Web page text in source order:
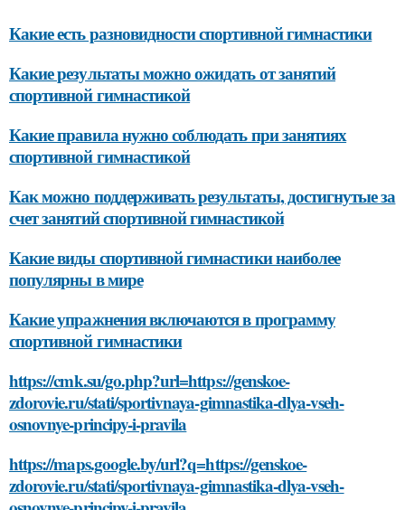
Какие есть разновидности спортивной гимнастики
Какие результаты можно ожидать от занятий
спортивной гимнастикой
Какие правила нужно соблюдать при занятиях
спортивной гимнастикой
Как можно поддерживать результаты, достигнутые за
счет занятий спортивной гимнастикой
Какие виды спортивной гимнастики наиболее
популярны в мире
Какие упражнения включаются в программу
спортивной гимнастики
https://cmk.su/go.php?url=https://genskoe-
zdorovie.ru/stati/sportivnaya-gimnastika-dlya-vseh-
osnovnye-principy-i-pravila
https://maps.google.by/url?q=https://genskoe-
zdorovie.ru/stati/sportivnaya-gimnastika-dlya-vseh-